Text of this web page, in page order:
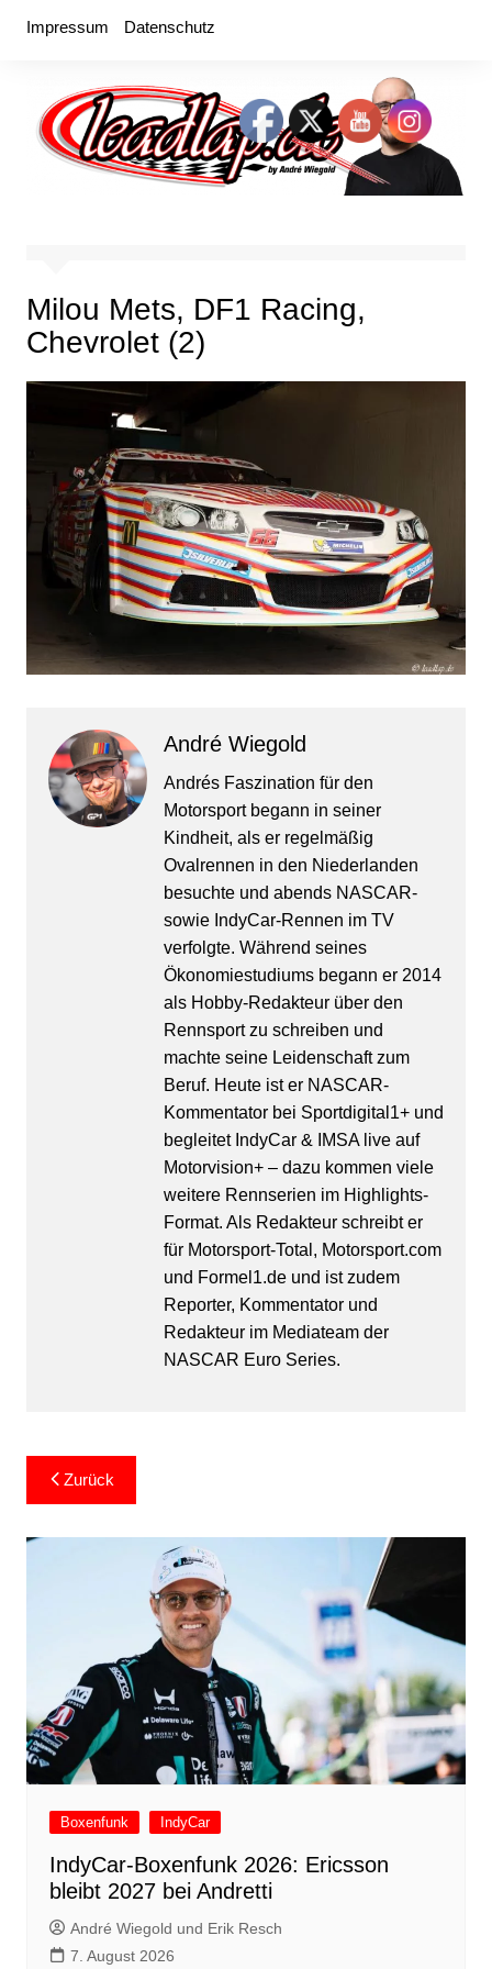
Impressum Datenschutz
Milou Mets, DF1 Racing,
Chevrolet (2)
André Wiegold
Andrés Faszination für den
Motorsport begann in seiner
Kindheit, als er regelmäßig
Ovalrennen in den Niederlanden
besuchte und abends NASCAR-
sowie IndyCar-Rennen im TV
verfolgte. Während seines
Ökonomiestudiums begann er 2014
als Hobby-Redakteur über den
Rennsport zu schreiben und
machte seine Leidenschaft zum
Beruf. Heute ist er NASCAR-
Kommentator bei Sportdigital1+ und
begleitet IndyCar & IMSA live auf
Motorvision+ – dazu kommen viele
weitere Rennserien im Highlights-
Format. Als Redakteur schreibt er
für Motorsport-Total, Motorsport.com
und Formel1.de und ist zudem
Reporter, Kommentator und
Redakteur im Mediateam der
NASCAR Euro Series.
Beitragsnavigation
Zurück
Boxenfunk IndyCar
IndyCar-Boxenfunk 2026: Ericsson
bleibt 2027 bei Andretti
André Wiegold und Erik Resch
7. August 2026